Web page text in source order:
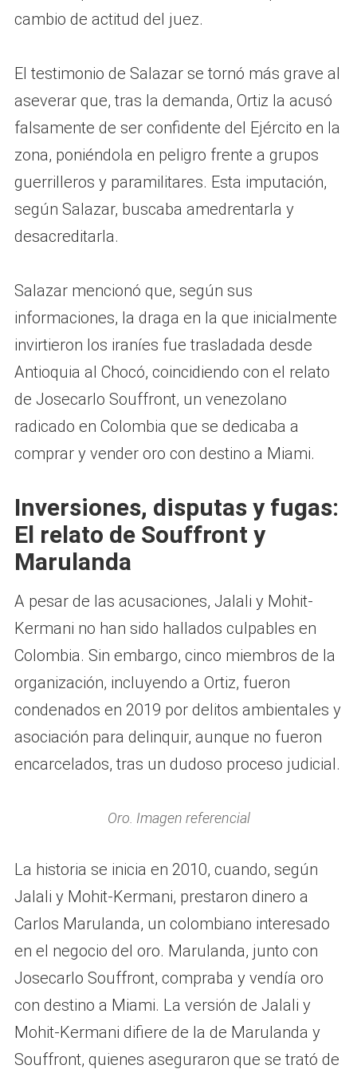
cambio de actitud del juez.
El testimonio de Salazar se tornó más grave al
aseverar que, tras la demanda, Ortiz la acusó
falsamente de ser confidente del Ejército en la
zona, poniéndola en peligro frente a grupos
guerrilleros y paramilitares. Esta imputación,
según Salazar, buscaba amedrentarla y
desacreditarla.
Salazar mencionó que, según sus
informaciones, la draga en la que inicialmente
invirtieron los iraníes fue trasladada desde
Antioquia al Chocó, coincidiendo con el relato
de Josecarlo Souffront, un venezolano
radicado en Colombia que se dedicaba a
comprar y vender oro con destino a Miami.
Inversiones, disputas y fugas:
El relato de Souffront y
Marulanda
A pesar de las acusaciones, Jalali y Mohit-
Kermani no han sido hallados culpables en
Colombia. Sin embargo, cinco miembros de la
organización, incluyendo a Ortiz, fueron
condenados en 2019 por delitos ambientales y
asociación para delinquir, aunque no fueron
encarcelados, tras un dudoso proceso judicial.
Oro. Imagen referencial
La historia se inicia en 2010, cuando, según
Jalali y Mohit-Kermani, prestaron dinero a
Carlos Marulanda, un colombiano interesado
en el negocio del oro. Marulanda, junto con
Josecarlo Souffront, compraba y vendía oro
con destino a Miami. La versión de Jalali y
Mohit-Kermani difiere de la de Marulanda y
Souffront, quienes aseguraron que se trató de